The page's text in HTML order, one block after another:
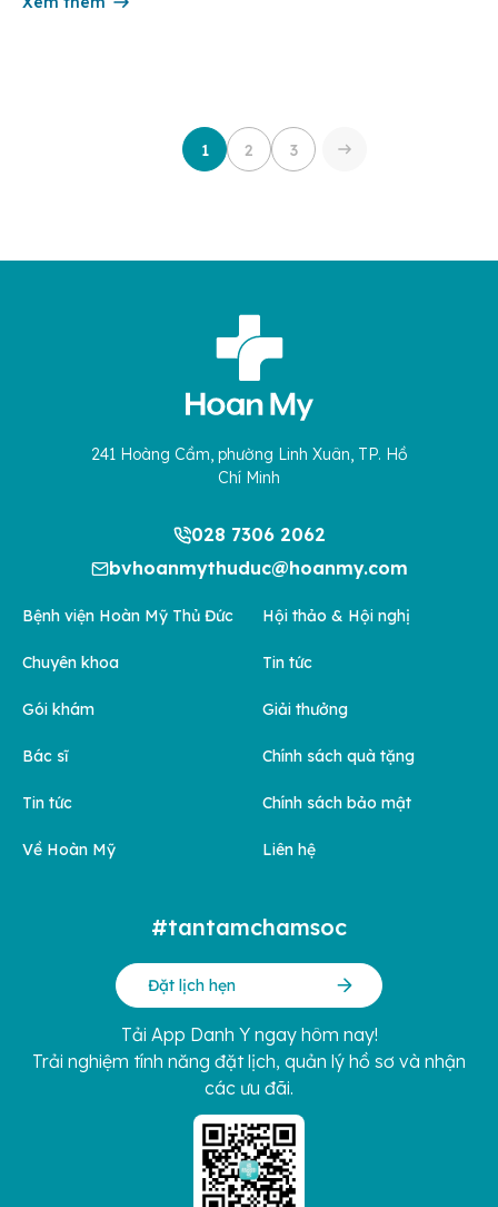
1 2 3
241 Hoàng Cầm, phường Linh Xuân, TP. Hồ
Chí Minh
028 7306 2062
bvhoanmythuduc@hoanmy.com
Bệnh viện Hoàn Mỹ Thủ Đức
Chuyên khoa
Gói khám
Bác sĩ
Tin tức
Về Hoàn Mỹ
Hội thảo & Hội nghị
Tin tức
Giải thưởng
Chính sách quà tặng
Chính sách bảo mật
Liên hệ
#tantamchamsoc
Đặt lịch hẹn
Tải App Danh Y ngay hôm nay!
Trải nghiệm tính năng đặt lịch, quản lý hồ sơ và nhận
các ưu đãi.